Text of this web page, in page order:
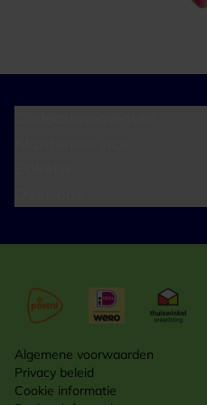
Algemene voorwaarden
Privacy beleid
Cookie informatie